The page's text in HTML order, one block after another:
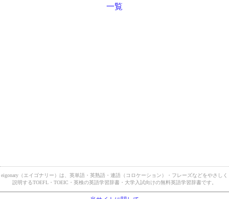
一覧
eigonary（エイゴナリー）は、英単語・英熟語・連語（コロケーション）・フレーズなどをやさしく
説明するTOEFL・TOEIC・英検の英語学習辞書・大学入試向けの無料英語学習辞書です。